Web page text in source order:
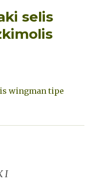
selis
wingman tipe
I